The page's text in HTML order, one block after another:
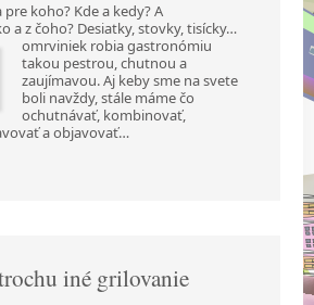
koho? Kde a kedy? A
a z čoho? Desiatky, stovky,tisícky…
omrviniek robia gastronómiu
takou pestrou, chutnou a
zaujímavou. Aj keby sme na svete
boli navždy, stále máme čo
ochutnávať, kombinovať,
a objavovať…
iné grilovanie